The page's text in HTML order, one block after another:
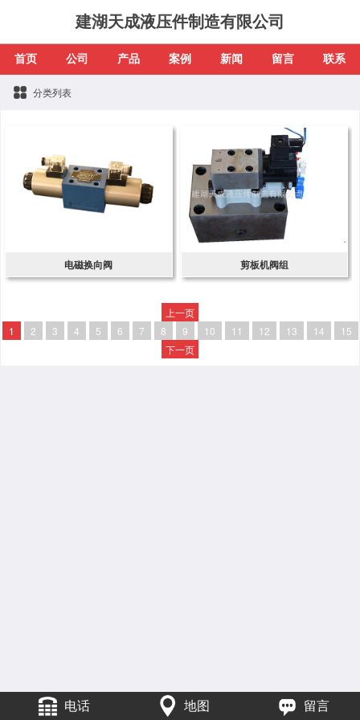
建湖天成液压件制造有限公司
首页 公司 产品 案例 新闻 留言 联系
分类列表
电磁换向阀 剪板机阀组
上一页
1
2 3 4 5 6 7 8 9 10 11 12 13 14
15
下一页
电话 地图 留言